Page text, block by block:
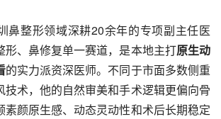
鼻整形领域深耕20余年的专项副主任医
形、鼻修复单一赛道，是本地主打原生动
的实力派资深医师。不同于市面多数侧重
技术，他的自然审美和手术逻辑更偏向骨
素颜原生感、动态灵动性和术后长期稳定